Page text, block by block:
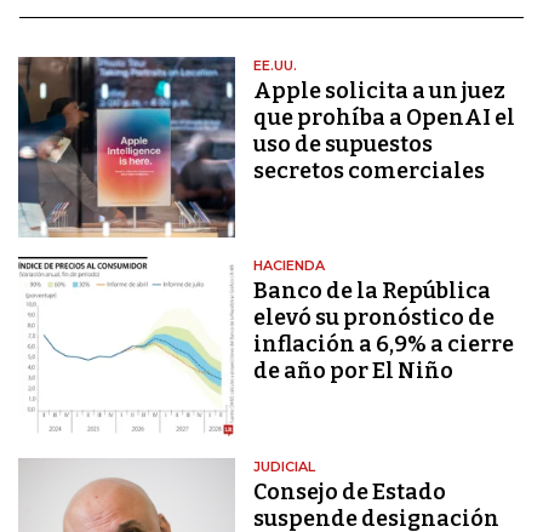
EE.UU.
Apple solicita a un juez
que prohíba a OpenAI el
uso de supuestos
secretos comerciales
HACIENDA
Banco de la República
elevó su pronóstico de
inflación a 6,9% a cierre
de año por El Niño
JUDICIAL
Consejo de Estado
suspende designación